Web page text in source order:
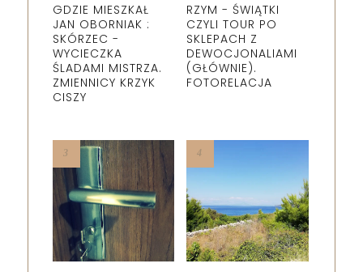
GDZIE MIESZKAŁ
JAN OBORNIAK :
SKÓRZEC -
WYCIECZKA
ŚLADAMI MISTRZA.
ZMIENNICY KRZYK
CISZY
RZYM - ŚWIĄTKI
CZYLI TOUR PO
SKLEPACH Z
DEWOCJONALIAMI
(GŁÓWNIE).
FOTORELACJA